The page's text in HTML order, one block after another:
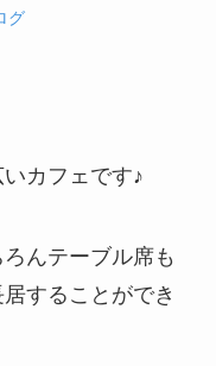
グ
カフェです♪
んテーブル席も
することができ